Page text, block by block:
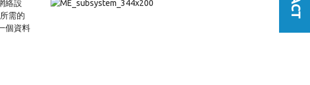
絡設
需的
個資料